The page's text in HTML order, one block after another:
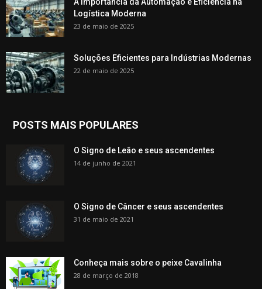
Logística Moderna
23 de maio de 2025
Soluções Eficientes para Indústrias Modernas
22 de maio de 2025
POSTS MAIS POPULARES
O Signo de Leão e seus ascendentes
14 de junho de 2021
O Signo de Câncer e seus ascendentes
31 de maio de 2021
Conheça mais sobre o peixe Cavalinha
28 de março de 2018